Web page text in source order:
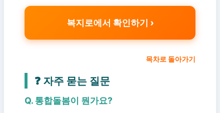
복지로에서 확인하기
목차로 돌아가기
❓ 자주 묻는 질문
Q. 통합돌봄이 뭔가요?